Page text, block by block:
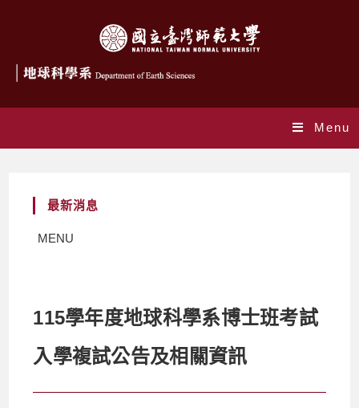
Menu
最新消息
MENU
115學年度地球科學系博士班考試
入學複試公告及相關資訊